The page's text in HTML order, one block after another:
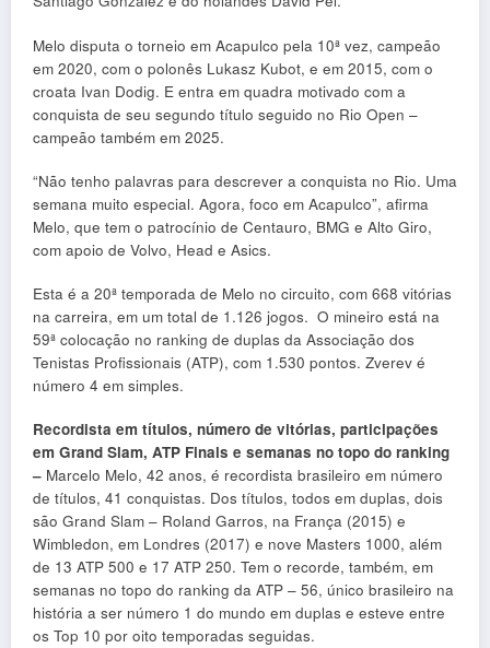
Melo disputa o torneio em Acapulco pela 10ª vez, campeão
em 2020, com o polonês Lukasz Kubot, e em 2015, com o
croata Ivan Dodig. E entra em quadra motivado com a
conquista de seu segundo título seguido no Rio Open –
campeão também em 2025.
“Não tenho palavras para descrever a conquista no Rio. Uma
semana muito especial. Agora, foco em Acapulco”, afirma
Melo, que tem o patrocínio de Centauro, BMG e Alto Giro,
com apoio de Volvo, Head e Asics.
Esta é a 20ª temporada de Melo no circuito, com 668 vitórias
na carreira, em um total de 1.126 jogos. O mineiro está na
59ª colocação no ranking de duplas da Associação dos
Tenistas Profissionais (ATP), com 1.530 pontos. Zverev é
número 4 em simples.
Recordista em títulos, número de vitórias, participações
em Grand Slam, ATP Finals e semanas no topo do ranking
– Marcelo Melo, 42 anos, é recordista brasileiro em número
de títulos, 41 conquistas. Dos títulos, todos em duplas, dois
são Grand Slam – Roland Garros, na França (2015) e
Wimbledon, em Londres (2017) e nove Masters 1000, além
de 13 ATP 500 e 17 ATP 250. Tem o recorde, também, em
semanas no topo do ranking da ATP – 56, único brasileiro na
história a ser número 1 do mundo em duplas e esteve entre
os Top 10 por oito temporadas seguidas.